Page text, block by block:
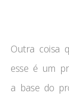
Outra coisa
esse é um
a base do